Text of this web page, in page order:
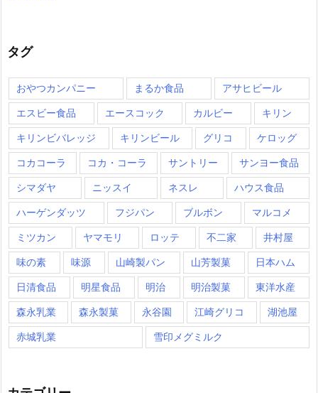
タグ
おやつカンパニー まるか食品 アサヒビール
エスビー食品 エースコック カルビー キリン
キリンビバレッジ キリンビール グリコ ケロッグ
コカコーラ コカ・コーラ サントリー サンヨー食品
シマダヤ ニッスイ ネスレ ハウス食品
ハーゲンダッツ フジパン ブルボン マルコメ
ミツカン ヤマモリ ロッテ 不二家 井村屋
味の素 味源 山崎製パン 山芳製菓 日本ハム
日清食品 明星食品 明治 明治製菓 東洋水産
森永乳業 森永製菓 永谷園 江崎グリコ 湖池屋
赤城乳業 雪印メグミルク